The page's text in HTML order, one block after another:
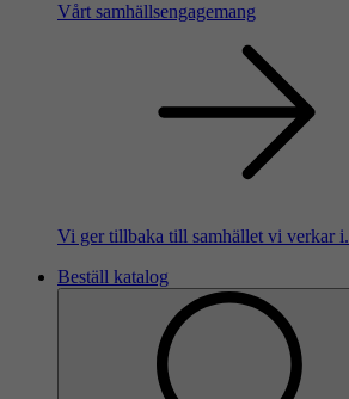
Vårt samhällsengagemang
Vi ger tillbaka till samhället vi verkar i.
Beställ katalog